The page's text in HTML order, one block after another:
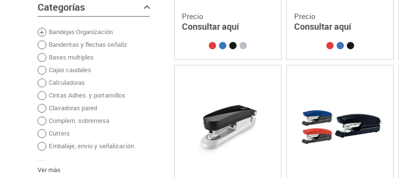
Categorías
Bandejas·Organización
Banderitas y flechas señaliz.
Bases multiples
Cajas caudales
Calculadoras
Cintas Adhes. y portarrollos
Clavadoras pared
Complem. sobremesa
Cutters
Embalaje, envío y señalización
Ver más
Precio
Consultar aquí
Precio
Consultar aquí